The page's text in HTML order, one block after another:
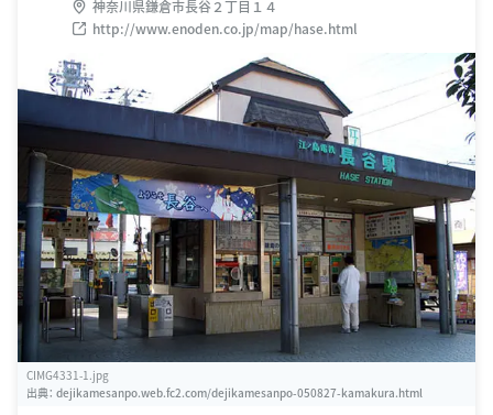
神奈川県鎌倉市長谷２丁目１４
http://www.enoden.co.jp/map/hase.html
CIMG4331-1.jpg
出典： dejikamesanpo.web.fc2.com/dejikamesanpo-050827-kamakura.html